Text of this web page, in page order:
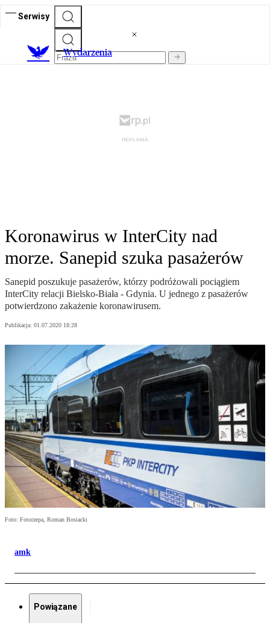
Serwisy
Wydarzenia
Koronawirus w InterCity nad
morze. Sanepid szuka pasażerów
Sanepid poszukuje pasażerów, którzy podróżowali pociągiem
InterCity relacji Bielsko-Biała - Gdynia. U jednego z pasażerów
potwierdzono zakażenie koronawirusem.
Publikacja: 01.07.2020 18:28
Foto: Fotorzepa, Roman Bosiacki
amk
Powiązane